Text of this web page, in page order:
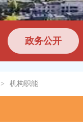
政务公开
> 机构职能